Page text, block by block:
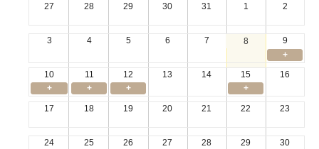
27
28 29 30 31 1 2
3 4 5 6 7 8
9
+
10
11 12 13 14 15
16
+
+ + +
17 18 19 20 21 22 23
24 25 26 27 28 29 30